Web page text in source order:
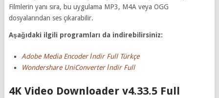
Filmlerin yanı sıra, bu uygulama MP3, M4A veya OGG
dosyalarından ses çıkarabilir.
Aşağıdaki ilgili programları da indirebilirsiniz:
Adobe Media Encoder İndir Full Türkçe
Wondershare UniConverter İndir Full
4K Video Downloader v4.33.5 Full